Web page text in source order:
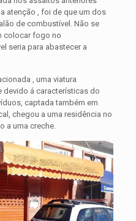
atenção , foi de que um dos
de combustível. Não se
colocar fogo no
seria para abastecer a
, uma viatura
devido á características do
captada também em
chegou a uma residência no
a uma creche.